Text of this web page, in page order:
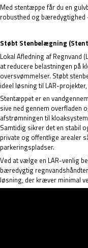
Med stentæppe får du en
robusthed og bæredygtighed
Støbt Stenbelægning
Lokal Afledning af Regnvand
at reducere belastningen på
oversvømmelser. Støbt
ideel løsning til LAR-
Stentæppet er en
sive ned gennem overfladen
afstrømningen til
Samtidig sikrer det en stabil
private og offentlige arealer
parkeringspladser.
Ved at vælge en LAR-venlig
bæredygtig
løsning, der kræver minimal